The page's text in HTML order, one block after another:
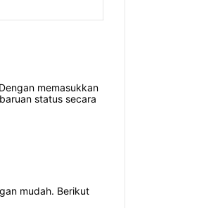
memasukkan
status secara
mudah. Berikut